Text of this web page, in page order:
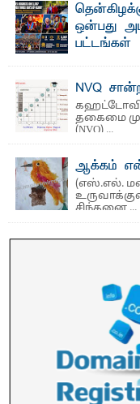
காணப்பட்ட பல ...
ஒன்பது
பட்டங்கள்
மற்றும் சிறப்புப்
எம்.வை. அமீர்- ஒ
பல்கலைக்கழகத்தின்
NVQ
தகைமை
(NVQ) ...
ஆக்கம்
(எஸ்.எல்.
சிந்தனை ...